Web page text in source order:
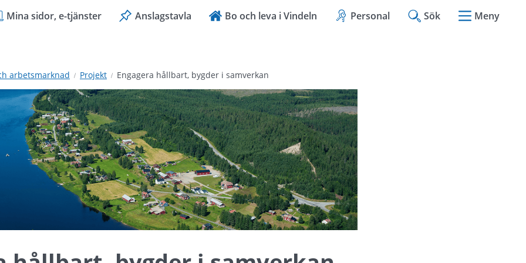
Mina sidor, e-tjänster Anslagstavla Bo och leva i Vindeln Personal Sök Meny
arbetsmarknad Projekt Engagera hållbart, bygder i samverkan